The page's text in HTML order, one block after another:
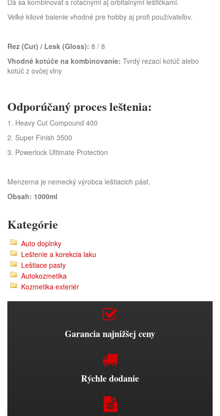
Dá sa kombinovať s rotačnými aj orbitalnými leštičkami.
Veľké kilové balenie vhodné pre hobby aj profi používateľov.
Rez (Cut) / Lesk (Gloss): 8 / 8
Vhodné kotúče na kombinovanie: Tvrdý rezací kotúč alebo
kotúč z ovčej vlny
Odporúčaný proces leštenia:
1. Heavy Cut Compound 400
2. Super Finish 3500
3. Powerlock Ultimate Protection
Menzerna je nemecký výrobca leštiacich pást.
Obsah: 1000ml
Kategórie
Auto doplnky
Leštenie a korekcia laku
Leštiace pasty
Autokozmetika
Kozmetika exteriér
Garancia najnižšej ceny
Rýchle dodanie